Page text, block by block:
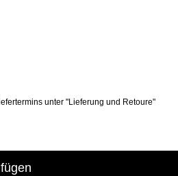
unter "Lieferung und Retoure"